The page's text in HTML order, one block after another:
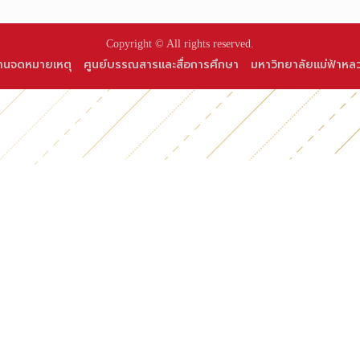
Copyright © All rights reserved.
นจดหมายเหตุ ศูนย์บรรณสารและสื่อการศึกษา มหาวิทยาลัยแม่ฟ้าหล